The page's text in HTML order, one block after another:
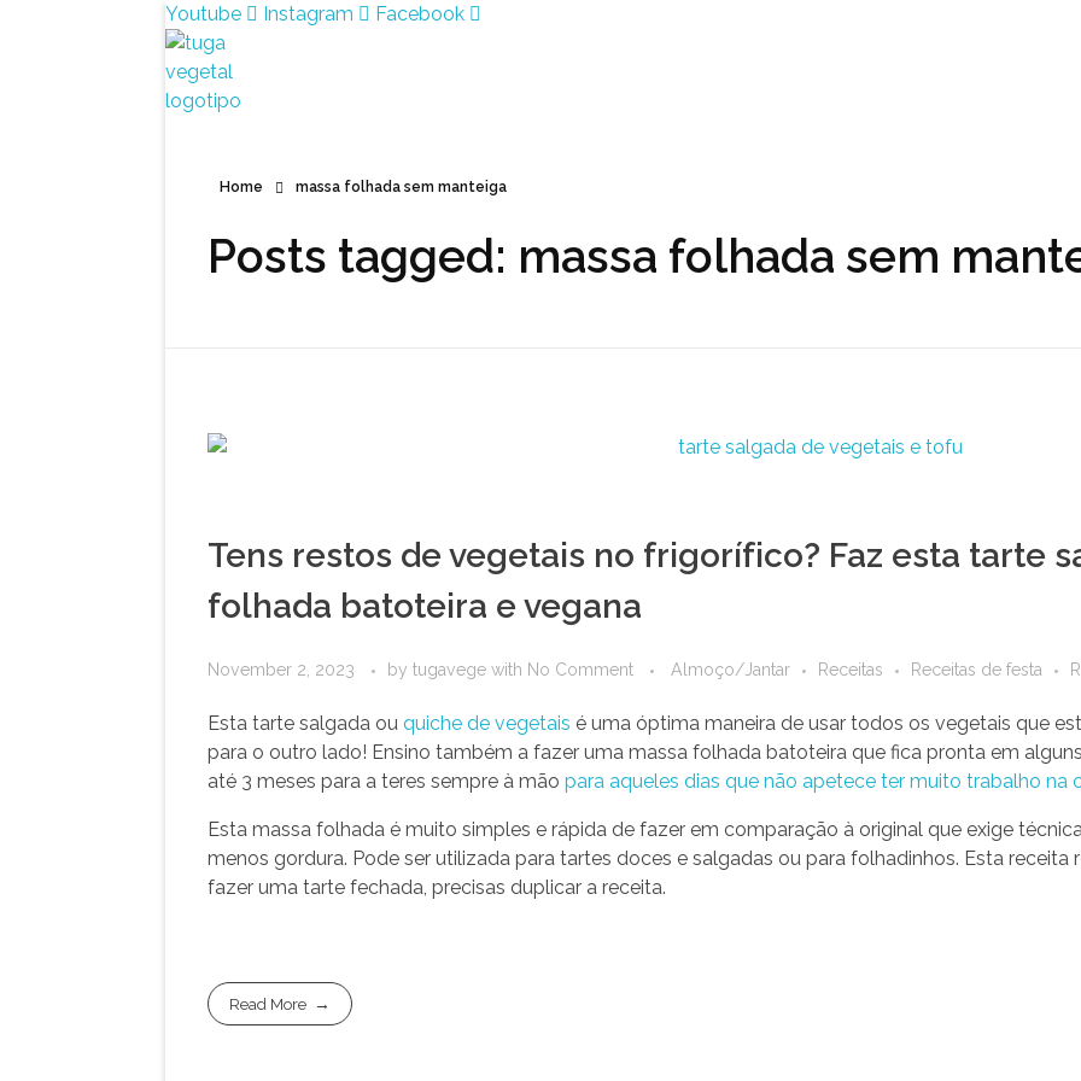
Youtube Instagram Facebook
Home massa folhada sem manteiga
Posts tagged: massa folhada sem
Tens restos de vegetais no frigorífico? Faz esta tarte
folhada batoteira e vegana
November 2, 2023 by tugavege with No Comment Almoço/Jantar Receitas Receitas de festa
Esta tarte salgada ou quiche de vegetais é uma óptima maneira de usar todos os vegetais que
para o outro lado! Ensino também a fazer uma massa folhada batoteira que fica pronta em
até 3 meses para a teres sempre à mão para aqueles dias que não apetece ter muito trabalho na
Esta massa folhada é muito simples e rápida de fazer em comparação à original que exige
menos gordura. Pode ser utilizada para tartes doces e salgadas ou para folhadinhos. Esta receita
fazer uma tarte fechada, precisas duplicar a receita.
Read More